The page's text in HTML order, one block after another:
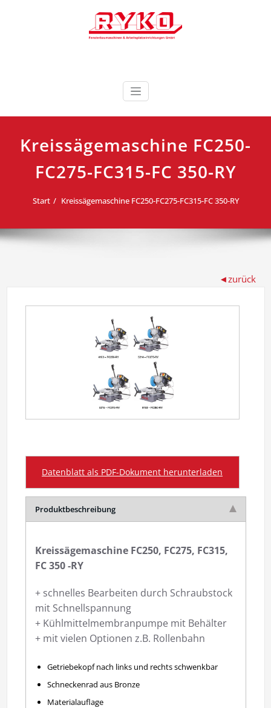
RYKO Deutschland
GmbH
Kreissägemaschine FC250-
FC275-FC315-FC 350-RY
Start Kreissägemaschine FC250-FC275-FC315-FC 350-RY
Datenblatt als PDF-Dokument herunterladen
Produktbeschreibung
Kreissägemaschine FC250, FC275, FC315,
FC 350 -RY
+ schnelles Bearbeiten durch Schraubstock
mit Schnellspannung
+ Kühlmittelmembranpumpe mit Behälter
+ mit vielen Optionen z.B. Rollenbahn
Getriebekopf nach links und rechts schwenkbar
Schneckenrad aus Bronze
Materialauflage